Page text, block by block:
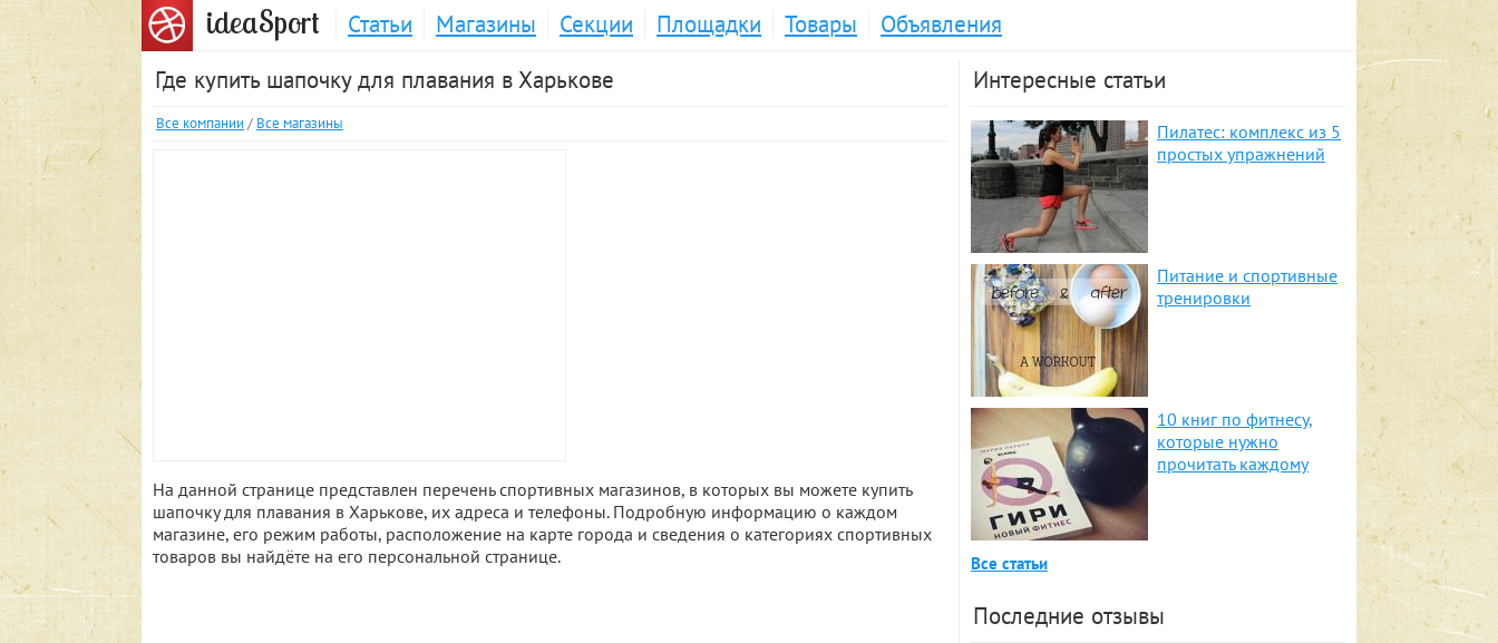
ideaSport Статьи Магазины Секции Площадки Товары
Объявления
Где купить шапочку для плавания в Харькове
Все компании / Все магазины
На данной странице представлен перечень спортивных магазинов, в которых вы можете купить
шапочку для плавания в Харькове, их адреса и телефоны. Подробную информацию о каждом
магазине, его режим работы, расположение на карте города и сведения о категориях спортивных
товаров вы найдёте на его персональной странице.
Интересные статьи
Пилатес: комплекс из 5
простых упражнений
Питание и спортивные
тренировки
10 книг по фитнесу,
которые нужно
прочитать каждому
Все статьи
Последние отзывы